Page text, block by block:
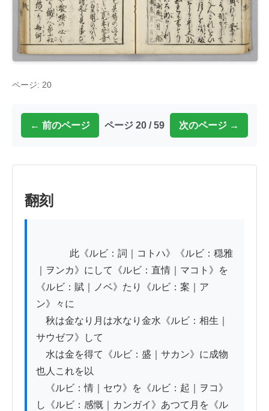
ページ: 20
← 前のページ ページ 20 / 59 次のページ →
翻刻
｜ヲンカ》にして《ルビ：直情｜マコト》を
《ルビ：賦｜ノベ》たり《ルビ：案｜ア
ン》々に
秋は金なり月は水なり金水《ルビ：相生｜
サウゼフ》して
水は金を得て《ルビ：盛｜サカン》に成物
也人これを以
《ルビ：情｜セウ》を《ルビ：起｜ヲコ》
し《ルビ：感慨｜カンガイ》あつて月を《ル